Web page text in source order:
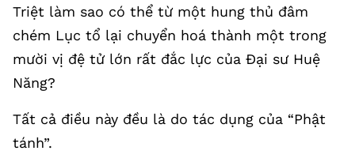
Triệt làm sao có thể từ một hung thủ đâm
chém Lục tổ lại chuyển hoá thành một trong
mười vị đệ tử lớn rất đắc lực của Đại sư Huệ
Năng?
Tất cả điều này đều là do tác dụng của “Phật
tánh”.